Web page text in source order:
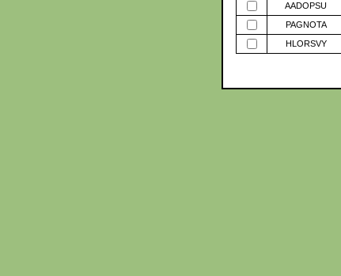
AADOPSU
PAGNOTA
HLORSVY